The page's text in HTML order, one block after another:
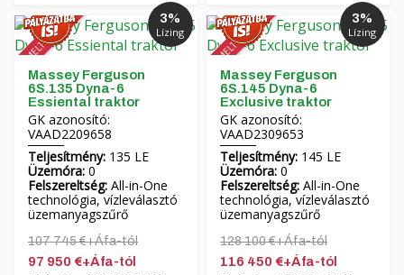
KIEMELT AKCIÓ! 3%
Lízing
Massey Ferguson
6S.135 Dyna-6
Essiental traktor
GK azonosító:
VAAD2209658
Teljesítmény: 135 LE
Üzemóra: 0
Felszereltség: All-in-One
technológia, vízleválasztó
üzemanyagszűrő
107 745 €+Áfa-tól
97 950 €+Áfa-tól
KIEMELT AKCIÓ! 3%
Lízing
Massey Ferguson
6S.145 Dyna-6
Exclusive traktor
GK azonosító:
VAAD2309653
Teljesítmény: 145 LE
Üzemóra: 0
Felszereltség: All-in-One
technológia, vízleválasztó
üzemanyagszűrő
128 100 €+Áfa-tól
116 450 €+Áfa-tól